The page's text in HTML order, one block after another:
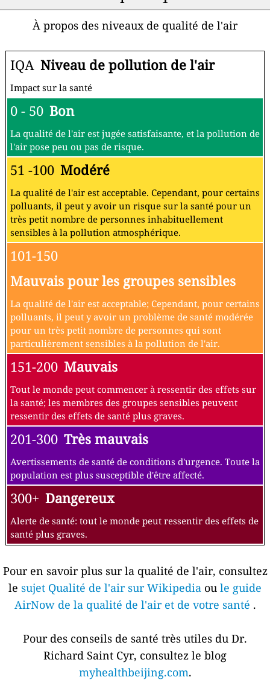
À propos des niveaux de qualité de l'air
IQA Niveau de pollution de l'air
Impact sur la santé
0 - 50 Bon
La qualité de l'air est jugée satisfaisante, et la pollution de
l'air pose peu ou pas de risque.
51 -100 Modéré
La qualité de l'air est acceptable. Cependant, pour certains
polluants, il peut y avoir un risque sur la santé pour un
très petit nombre de personnes inhabituellement
sensibles à la pollution atmosphérique.
101-150
Mauvais pour les groupes sensibles
La qualité de l'air est acceptable; Cependant, pour certains
polluants, il peut y avoir un problème de santé modérée
pour un très petit nombre de personnes qui sont
particulièrement sensibles à la pollution de l'air.
151-200 Mauvais
Tout le monde peut commencer à ressentir des effets sur
la santé; les membres des groupes sensibles peuvent
ressentir des effets de santé plus graves.
201-300 Très mauvais
Avertissements de santé de conditions d'urgence. Toute la
population est plus susceptible d'être affecté.
300+ Dangereux
Alerte de santé: tout le monde peut ressentir des effets de
santé plus graves.
Pour en savoir plus sur la qualité de l'air, consultez
le sujet Qualité de l'air sur Wikipedia ou le guide
AirNow de la qualité de l'air et de votre santé .
Pour des conseils de santé très utiles du Dr.
Richard Saint Cyr, consultez le blog
myhealthbeijing.com.